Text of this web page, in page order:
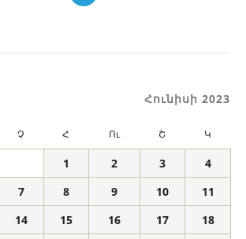
Հունիսի 2023
Չ Հ Ու Շ Կ
1 2 3
4
7 8 9 10
11
14 15 16 17
18